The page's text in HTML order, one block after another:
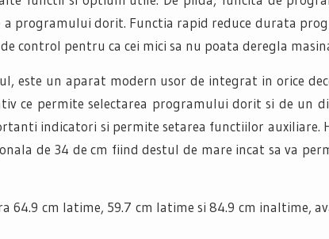
a programului dorit. Functia rapid reduce durata
control pentru ca cei mici sa nu poata deregla
este un aparat modern usor de integrat in orice
ce permite selectarea programului dorit si de un
indicatori si permite setarea functiilor auxiliare.
de 34 de cm fiind destul de mare incat sa va
64.9 cm latime, 59.7 cm latime si 84.9 cm inaltime,